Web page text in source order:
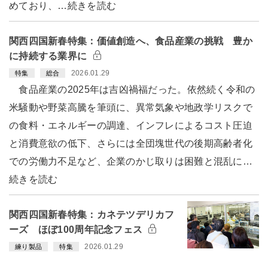
めており、…続きを読む
関西四国新春特集：価値創造へ、食品産業の挑戦 豊か
に持続する業界に
特集 総合 2026.01.29
食品産業の2025年は吉凶禍福だった。依然続く令和の
米騒動や野菜高騰を筆頭に、異常気象や地政学リスクで
の食料・エネルギーの調達、インフレによるコスト圧迫
と消費意欲の低下、さらには全団塊世代の後期高齢者化
での労働力不足など、企業のかじ取りは困難と混乱に…
続きを読む
関西四国新春特集：カネテツデリカフ
ーズ ほぼ100周年記念フェス
練り製品 特集 2026.01.29